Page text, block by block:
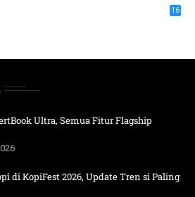
16
Ultra, Semua Fitur Flagship
di KopiFest 2026, Update Tren si Paling